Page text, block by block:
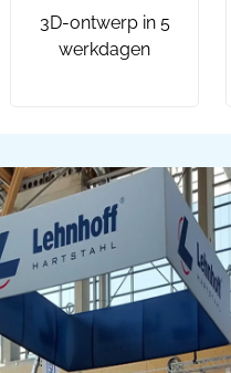
3D-ontwerp in 5
werkdagen